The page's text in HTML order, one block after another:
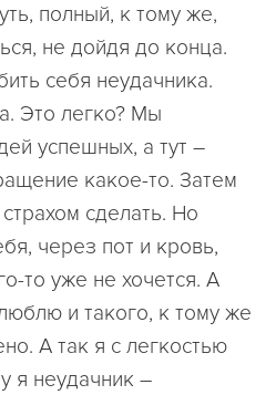
полный, к тому же,
не дойдя до конца.
себя неудачника.
Это легко? Мы
успешных, а тут –
какое-то. Затем
сделать. Но
через пот и кровь,
то уже не хочется. А
и такого, к тому же
А так я с легкостью
я неудачник –